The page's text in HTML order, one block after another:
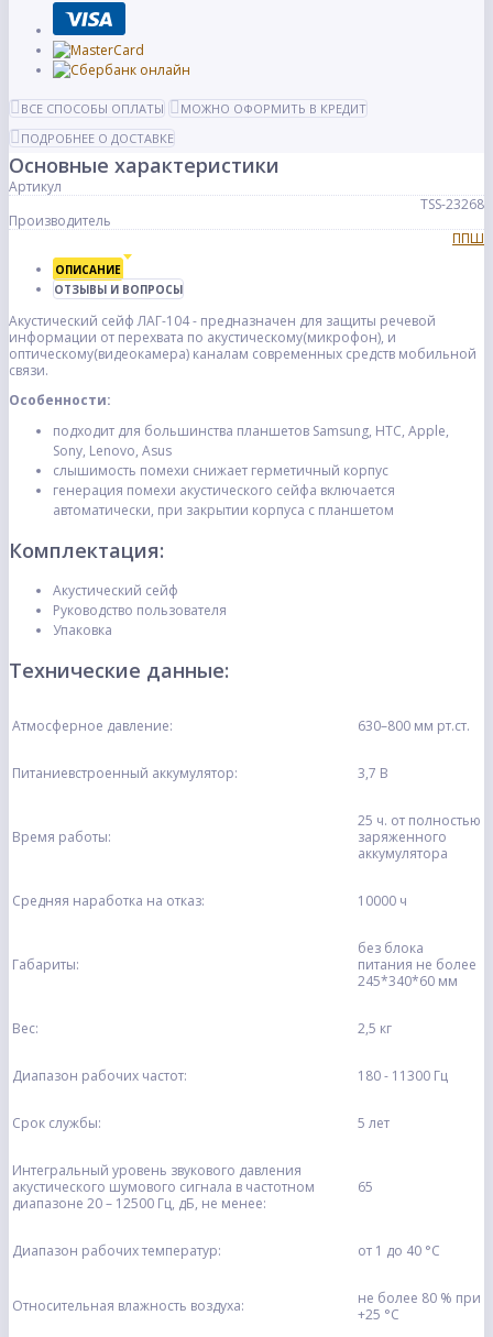
ВСЕ СПОСОБЫ ОПЛАТЫ
МОЖНО ОФОРМИТЬ В КРЕДИТ
ПОДРОБНЕЕ О ДОСТАВКЕ
Основные характеристики
Артикул
TSS-23268
Производитель
ППШ
ОПИСАНИЕ
ОТЗЫВЫ И ВОПРОСЫ
Акустический сейф ЛАГ-104 - предназначен для защиты речевой
информации от перехвата по акустическому(микрофон), и
оптическому(видеокамера) каналам современных средств мобильной
связи.
Особенности:
подходит для большинства планшетов Samsung, HTC, Apple,
Sony, Lenovo, Asus
слышимость помехи снижает герметичный корпус
генерация помехи акустического сейфа включается
автоматически, при закрытии корпуса с планшетом
Комплектация:
Акустический сейф
Руководство пользователя
Упаковка
Технические данные:
Атмосферное давление: 630–800 мм рт.ст.
Питаниевстроенный аккумулятор: 3,7 В
Время работы:
25 ч. от полностью
заряженного
аккумулятора
Средняя наработка на отказ: 10000 ч
Габариты:
без блока
питания не более
245*340*60 мм
Вес: 2,5 кг
Диапазон рабочих частот: 180 - 11300 Гц
Срок службы: 5 лет
Интегральный уровень звукового давления
акустического шумового сигнала в частотном
диапазоне 20 – 12500 Гц, дБ, не менее:
65
Диапазон рабочих температур: от 1 до 40 °С
Относительная влажность воздуха:
не более 80 % при
+25 °С